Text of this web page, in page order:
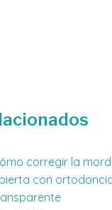
corregir la
con